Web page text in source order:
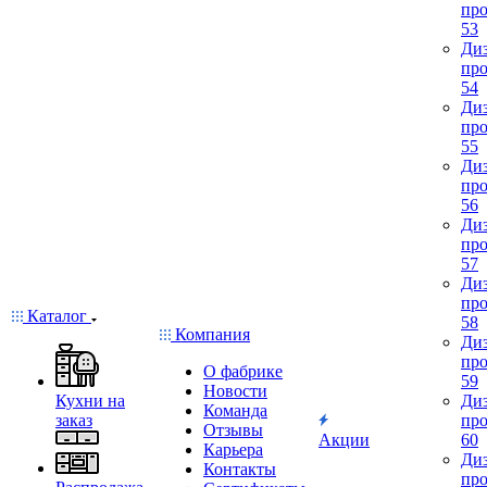
Каталог
Кухни на
заказ
Компания
О фабрике
Новости
Команда
Отзывы
Карьера
Контакты
Акции
53
54
55
56
57
58
59
60